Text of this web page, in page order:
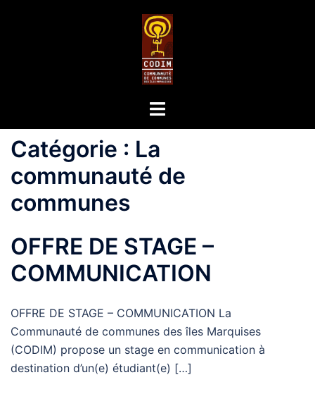
Catégorie : La
communauté de
communes
OFFRE DE STAGE –
COMMUNICATION
OFFRE DE STAGE – COMMUNICATION La
Communauté de communes des îles Marquises
(CODIM) propose un stage en communication à
destination d’un(e) étudiant(e) […]